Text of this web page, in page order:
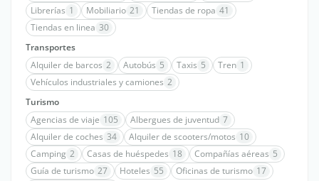
Librerías 1 Mobiliario 21 Tiendas de ropa 41
Tiendas en linea 30
Transportes
Alquiler de barcos 2 Autobús 5 Taxis 5 Tren 1
Vehículos industriales y camiones 2
Turismo
Agencias de viaje 105 Albergues de juventud 7
Alquiler de coches 34 Alquiler de scooters/motos 10
Camping 2 Casas de huéspedes 18 Compañías aéreas 5
Guía de turismo 27 Hoteles 55 Oficinas de turismo 17